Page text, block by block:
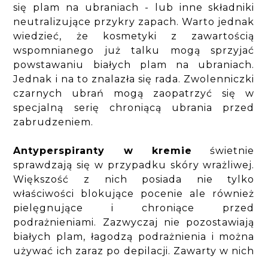
się plam na ubraniach - lub inne składniki
neutralizujące przykry zapach. Warto jednak
wiedzieć, że kosmetyki z zawartością
wspomnianego już talku mogą sprzyjać
powstawaniu białych plam na ubraniach.
Jednak i na to znalazła się rada. Zwolenniczki
czarnych ubrań mogą zaopatrzyć się w
specjalną serię chroniącą ubrania przed
zabrudzeniem.
Antyperspiranty w kremie
świetnie
sprawdzają się w przypadku skóry wrażliwej.
Większość z nich posiada nie tylko
właściwości blokujące pocenie ale również
pielęgnujące i chroniące przed
podrażnieniami. Zazwyczaj nie pozostawiają
białych plam, łagodzą podrażnienia i można
używać ich zaraz po depilacji. Zawarty w nich